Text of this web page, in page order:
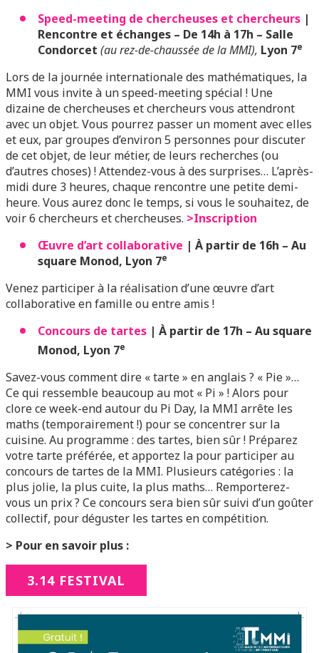
Speed-meeting de chercheuses et chercheurs |
Rencontre et échanges – De 14h à 17h – Salle
Condorcet (au rez-de-chaussée de la MMI), Lyon 7e
Lors de la journée internationale des mathématiques, la
MMI vous invite à un speed-meeting spécial ! Une
dizaine de chercheuses et chercheurs vous attendront
avec un objet. Vous pourrez passer un moment avec elles
et eux, par groupes d’environ 5 personnes pour discuter
de cet objet, de leur métier, de leurs recherches (ou
d’autres choses) ! Attendez-vous à des surprises… L’après-
midi dure 3 heures, chaque rencontre une petite demi-
heure. Vous aurez donc le temps, si vous le souhaitez, de
voir 6 chercheurs et chercheuses. >Inscription
Œuvre d’art collaborative | À partir de 16h – Au
square Monod, Lyon 7e
Venez participer à la réalisation d’une œuvre d’art
collaborative en famille ou entre amis !
Concours de tartes | À partir de 17h – Au square
Monod, Lyon 7e
Savez-vous comment dire « tarte » en anglais ? « Pie »…
Ce qui ressemble beaucoup au mot « Pi » ! Alors pour
clore ce week-end autour du Pi Day, la MMI arrête les
maths (temporairement !) pour se concentrer sur la
cuisine. Au programme : des tartes, bien sûr ! Préparez
votre tarte préférée, et apportez la pour participer au
concours de tartes de la MMI. Plusieurs catégories : la
plus jolie, la plus cuite, la plus maths… Remporterez-
vous un prix ? Ce concours sera bien sûr suivi d’un goûter
collectif, pour déguster les tartes en compétition.
> Pour en savoir plus :
3.14 FESTIVAL